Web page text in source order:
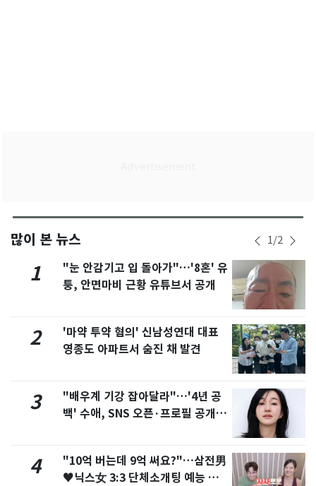
많이 본 뉴스 1/2
1
"눈 안감기고 입 돌아가"…'8혼' 유
퉁, 안면마비 근황 유튜브서 공개
2
'마약 투약 혐의' 신남성연대 대표
영종도 아파트서 숨진 채 발견
3
"배우계 기강 잡아달라"…'4년 공
백' 수애, SNS 오픈·프로필 공개
4
"10억 버는데 9억 써요?"…삼전男
♥닉스女 3:3 단체소개팅 예능 화